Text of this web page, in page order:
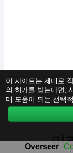
미
이 사이트는 제대로
의 허가를 받는다면,
데 도움이 되는 선택